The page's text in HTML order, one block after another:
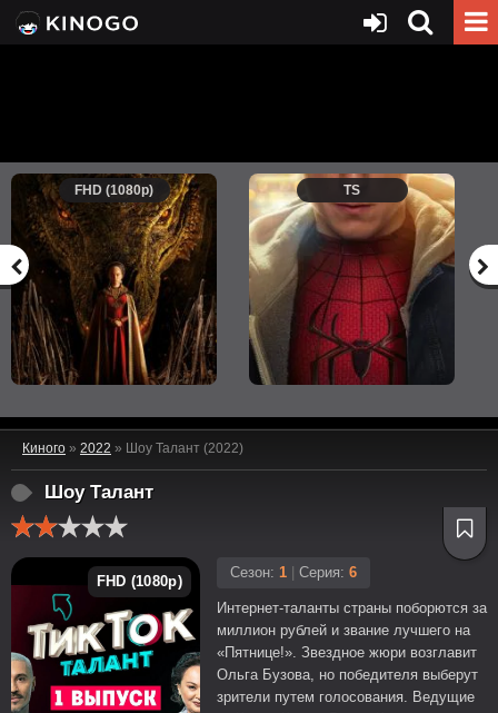
FHD (1080p) TS
Киного » 2022 » Шоу Талант (2022)
Шоу Талант
FHD (1080p)
Сезон: 1 Серия: 6
Интернет-таланты страны поборются за
миллион рублей и звание лучшего на
«Пятнице!». Звездное жюри возглавит
Ольга Бузова, но победителя выберут
зрители путем голосования. Ведущие